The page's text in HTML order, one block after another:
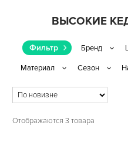
ВЫСОКИЕ
Фильтр
Отображаются 3 товара